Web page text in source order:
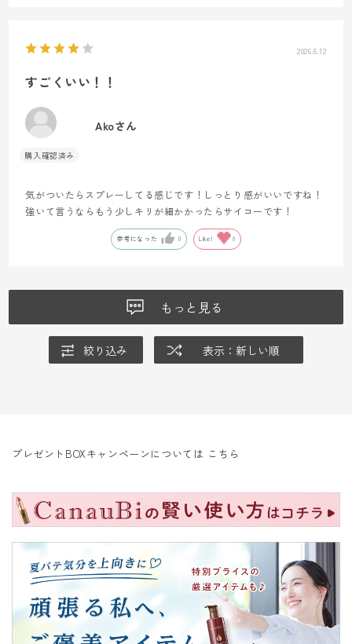
2026.6.12
すごくいい！！
Akoさん
気がついたらスプレーしてる感じです！しっとり感がいいですね！
強いて言うならもう少しキリが細かかったらサイコーです！
参考になった 0 Like! 0
もっと見る
絞り込み 表示：新しい順
プレゼントBOXキャンペーンについては こちら